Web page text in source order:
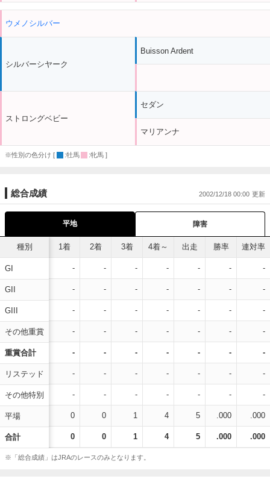
ウメノシルバー
シルバーシヤーク
ストロングベビー
Buisson Ardent
セダン
マリアンナ
※性別の色分け [ :牡馬 :牝馬 ]
総合成績 2002/12/18 00:00
平地 障害
種別
GI
GII
GIII
その他重賞
重賞合計
リステッド
その他特別
平場
合計
1着 2着 3着 4着～ 出走 勝率 連対率
- - - - - - -
- - - - - - -
- - - - - - -
- - - - - - -
- - - - - - -
- - - - - - -
- - - - - - -
0 0 1 4 5 .000 .000
0 0 1 4 5 .000 .000
※「総合成績」はJRAのレースのみとなります。